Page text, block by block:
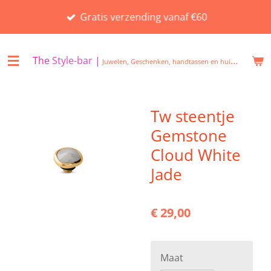
de
Gratis verzending vanaf €60
TheStyle-bar | Juwelen, Geschenken, handtassen en huisgeuren in Beveren
Tw steentje
Gemstone
Cloud White
Jade
€ 29,00
Maat